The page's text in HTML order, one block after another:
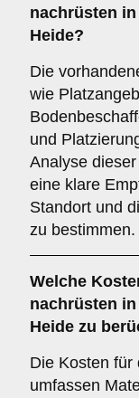
nachrüsten
Heide?
Die
wie
und
Analyse
eine klare
Standort und
zu bestimmen.
Welche
nachrüsten
Heide zu
Die Kosten für
umfassen